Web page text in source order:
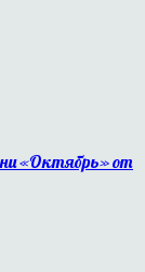
«Oктябрь» от